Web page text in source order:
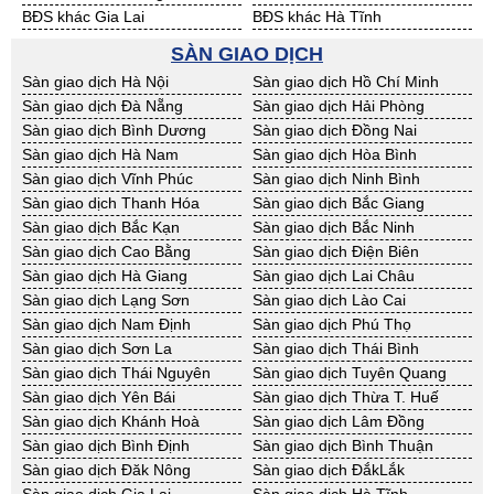
BĐS khác Đăk Nông
BĐS khác ĐắkLắk
BĐS khác Gia Lai
BĐS khác Hà Tĩnh
BĐS khác Nghệ An
BĐS khác Ninh Thuận
BĐS khác Phú Yên
BĐS khác Quảng Bình
BĐS khác Quảng Nam
BĐS khác Quảng Ngãi
BĐS khác Bà Rịa - VT
BĐS khác Cần Thơ
BĐS khác An Giang
BĐS khác Bạc Liêu
BĐS khác Bến Tre
BĐS khác Bình Phước
BĐS khác Cà Mau
BĐS khác Đồng Tháp
BĐS khác Hậu Giang
BĐS khác Kiên Giang
BĐS khác Long An
BĐS khác Sóc Trăng
BĐS khác Tây Ninh
BĐS khác Tiền Giang
BĐS khác Trà Vinh
BĐS khác Vĩnh Long
BĐS khác Hải Dương
BĐS khác Hưng Yên
BĐS khác Quảng Ninh
SÀN GIAO DỊCH
Sàn giao dịch Hà Nội
Sàn giao dịch Hồ Chí Minh
Sàn giao dịch Đà Nẵng
Sàn giao dịch Hải Phòng
Sàn giao dịch Bình Dương
Sàn giao dịch Đồng Nai
Sàn giao dịch Hà Nam
Sàn giao dịch Hòa Bình
Sàn giao dịch Vĩnh Phúc
Sàn giao dịch Ninh Bình
Sàn giao dịch Thanh Hóa
Sàn giao dịch Bắc Giang
Sàn giao dịch Bắc Kạn
Sàn giao dịch Bắc Ninh
Sàn giao dịch Cao Bằng
Sàn giao dịch Điện Biên
Sàn giao dịch Hà Giang
Sàn giao dịch Lai Châu
Sàn giao dịch Lạng Sơn
Sàn giao dịch Lào Cai
Sàn giao dịch Nam Định
Sàn giao dịch Phú Thọ
Sàn giao dịch Sơn La
Sàn giao dịch Thái Bình
Sàn giao dịch Thái Nguyên
Sàn giao dịch Tuyên Quang
Sàn giao dịch Yên Bái
Sàn giao dịch Thừa T. Huế
Sàn giao dịch Khánh Hoà
Sàn giao dịch Lâm Đồng
Sàn giao dịch Bình Định
Sàn giao dịch Bình Thuận
Sàn giao dịch Đăk Nông
Sàn giao dịch ĐắkLắk